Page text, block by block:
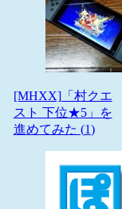
[MHXX]「村クエ
スト 下位★5」を
進めてみた (1)